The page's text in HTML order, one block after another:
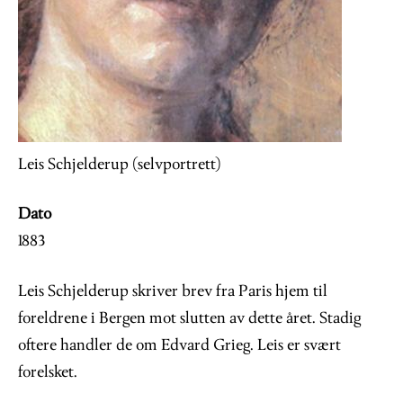
Leis Schjelderup (selvportrett)
Dato
1883
Leis Schjelderup skriver brev fra Paris hjem til
foreldrene i Bergen mot slutten av dette året. Stadig
oftere handler de om Edvard Grieg. Leis er svært
forelsket.